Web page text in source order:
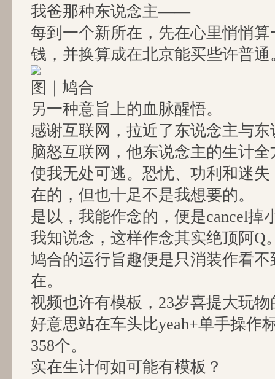
我爸那种东说念主——
每到一个新所在，先在心里悄悄
钱，并换算成在北京能买些许普通
图｜鸠合
另一种意旨上的血脉醒悟。
感谢互联网，拉近了东说念主与
脑怒互联网，他东说念主的生计
使我无处可逃。恐忧、功利和迷
在的，但也十足不是我想要的。
是以，我能作念的，便是cancel掉
我知说念，这样作念其实绝顶阿Q
鸠合的运行旨趣便是只消装作看
在。
视频也许有模板，23岁喜提大玩
好意思站在车头比yeah+单手操作
358个。
实在生计何如可能有模板？